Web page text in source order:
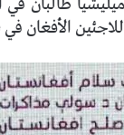
الأفغان